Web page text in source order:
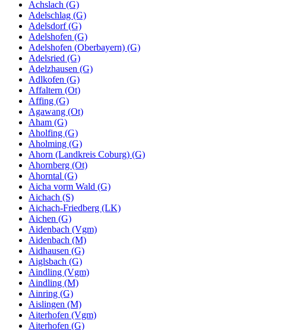
Achslach (G)
Adelschlag (G)
Adelsdorf (G)
Adelshofen (G)
Adelshofen (Oberbayern) (G)
Adelsried (G)
Adelzhausen (G)
Adlkofen (G)
Affaltern (Ot)
Affing (G)
Agawang (Ot)
Aham (G)
Aholfing (G)
Aholming (G)
Ahorn (Landkreis Coburg) (G)
Ahornberg (Ot)
Ahorntal (G)
Aicha vorm Wald (G)
Aichach (S)
Aichach-Friedberg (LK)
Aichen (G)
Aidenbach (Vgm)
Aidenbach (M)
Aidhausen (G)
Aiglsbach (G)
Aindling (Vgm)
Aindling (M)
Ainring (G)
Aislingen (M)
Aiterhofen (Vgm)
Aiterhofen (G)